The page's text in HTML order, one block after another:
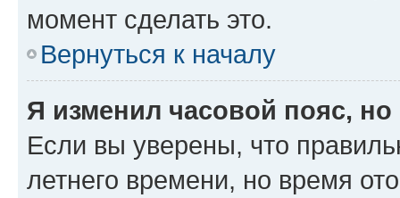
момент сделать это.
Вернуться к началу
Я изменил часовой пояс,
Если вы уверены, что
летнего времени, но время